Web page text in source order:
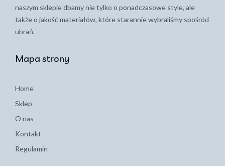
naszym sklepie dbamy nie tylko o ponadczasowe style, ale
także o jakość materiałów, które starannie wybraliśmy spośród
ubrań.
Mapa strony
Home
Sklep
O nas
Kontakt
Regulamin